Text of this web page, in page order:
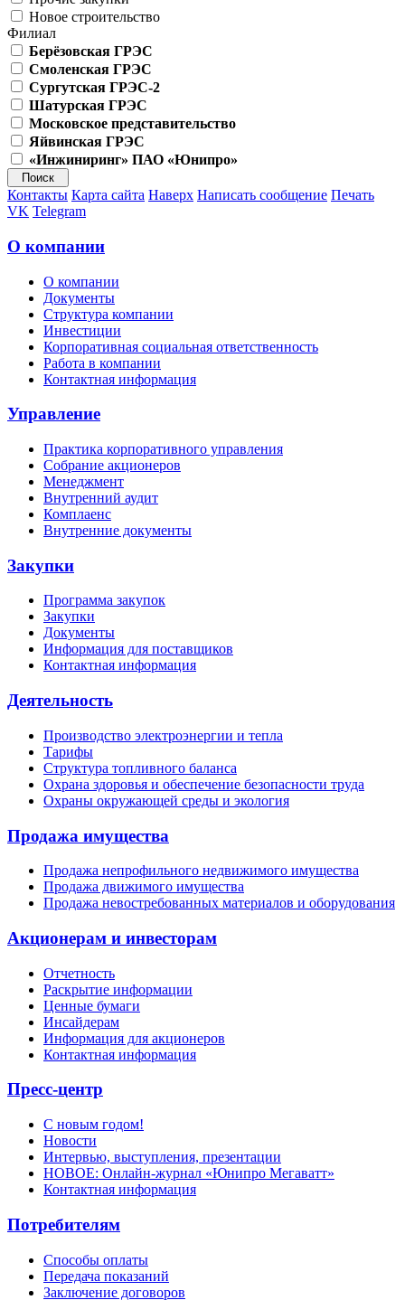
Новое строительство
Филиал
Берёзовская ГРЭС
Смоленская ГРЭС
Сургутская ГРЭС-2
Шатурская ГРЭС
Московское представительство
Яйвинская ГРЭС
«Инжиниринг» ПАО «Юнипро»
Контакты Карта сайта Наверх Написать сообщение Печать
VK Telegram
О компании
О компании
Документы
Структура компании
Инвестиции
Корпоративная социальная ответственность
Работа в компании
Контактная информация
Управление
Практика корпоративного управления
Собрание акционеров
Менеджмент
Внутренний аудит
Комплаенс
Внутренние документы
Закупки
Программа закупок
Закупки
Документы
Информация для поставщиков
Контактная информация
Деятельность
Производство электроэнергии и тепла
Тарифы
Структура топливного баланса
Охрана здоровья и обеспечение безопасности труда
Охраны окружающей среды и экология
Продажа имущества
Продажа непрофильного недвижимого имущества
Продажа движимого имущества
Продажа невостребованных материалов и оборудования
Акционерам и инвесторам
Отчетность
Раскрытие информации
Ценные бумаги
Инсайдерам
Информация для акционеров
Контактная информация
Пресс-центр
С новым годом!
Новости
Интервью, выступления, презентации
НОВОЕ: Онлайн-журнал «Юнипро Мегаватт»
Контактная информация
Потребителям
Способы оплаты
Передача показаний
Заключение договоров